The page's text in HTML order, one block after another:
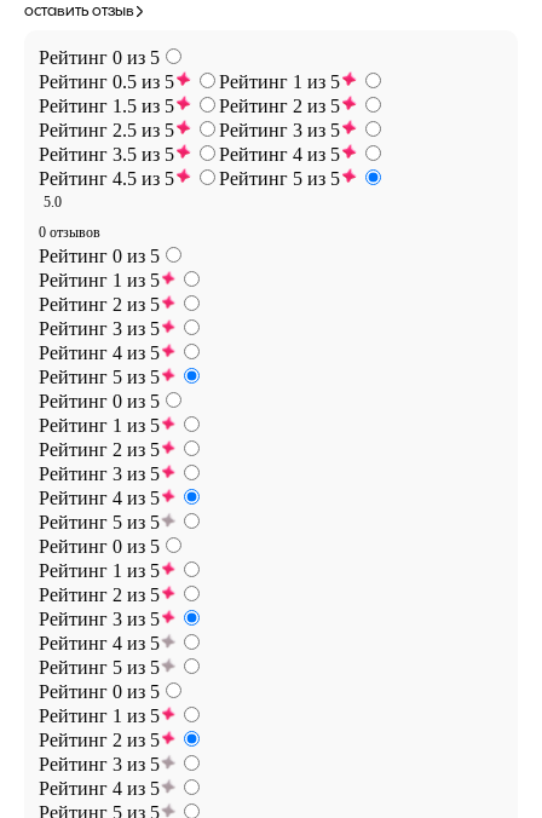
оставить отзыв
Рейтинг 0 из 5
Рейтинг 0.5 из 5
Рейтинг 1 из 5
Рейтинг 1.5 из 5
Рейтинг 2 из 5
Рейтинг 2.5 из 5
Рейтинг 3 из 5
Рейтинг 3.5 из 5
Рейтинг 4 из 5
Рейтинг 4.5 из 5
Рейтинг 5 из 5
5.0
0 отзывов
Рейтинг 0 из 5
Рейтинг 1 из 5
Рейтинг 2 из 5
Рейтинг 3 из 5
Рейтинг 4 из 5
Рейтинг 5 из 5
Рейтинг 0 из 5
Рейтинг 1 из 5
Рейтинг 2 из 5
Рейтинг 3 из 5
Рейтинг 4 из 5
Рейтинг 5 из 5
Рейтинг 0 из 5
Рейтинг 1 из 5
Рейтинг 2 из 5
Рейтинг 3 из 5
Рейтинг 4 из 5
Рейтинг 5 из 5
Рейтинг 0 из 5
Рейтинг 1 из 5
Рейтинг 2 из 5
Рейтинг 3 из 5
Рейтинг 4 из 5
Рейтинг 5 из 5